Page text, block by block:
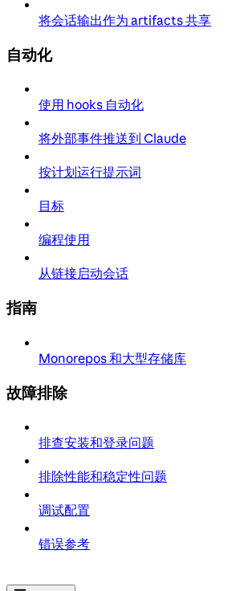
将会话输出作为 artifacts 共享
自动化
使用 hooks 自动化
将外部事件推送到 Claude
按计划运行提示词
目标
编程使用
从链接启动会话
指南
Monorepos 和大型存储库
故障排除
排查安装和登录问题
排除性能和稳定性问题
调试配置
错误参考